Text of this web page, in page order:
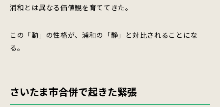
浦和とは異なる価値観を育ててきた。
この「動」の性格が、浦和の「静」と対比されることにな
る。
さいたま市合併で起きた緊張